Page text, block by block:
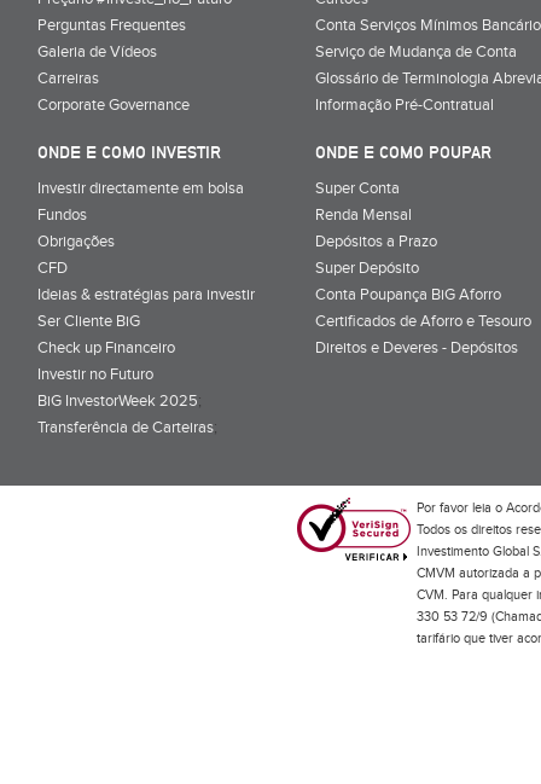
Perguntas Frequentes
Galeria de Vídeos
Carreiras
Corporate Governance
Conta Serviços Mínimos
Serviço de Mudança de Conta
Glossário de Terminologia
Informação Pré-Contratual
ONDE E COMO INVESTIR
Investir directamente em bolsa
Fundos
Obrigações
CFD
Ideias & estratégias para investir
Ser Cliente BiG
Check up Financeiro
Investir no Futuro
BiG InvestorWeek 2025;
Transferência de Carteiras;
ONDE E COMO POUPAR
Super Conta
Renda Mensal
Depósitos a Prazo
Super Depósito
Conta Poupança BiG Aforro
Certificados de Aforro e Tesouro
Direitos e Deveres - Depósitos
Por favor leia o
Todos os direitos
Investimento Global
CMVM autorizada a
CVM. Para qualquer
330 53 72/9
tarifário que tiver